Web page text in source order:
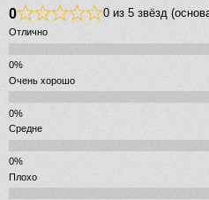
0 0 из 5 звёзд
Отлично
Очень хорошо
Средне
Плохо